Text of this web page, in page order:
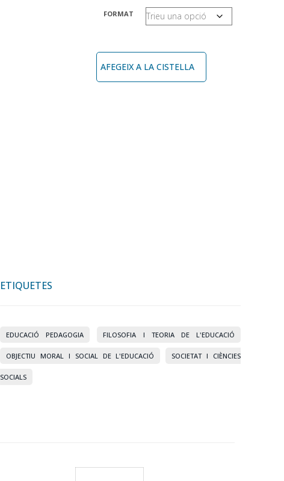
FORMAT
AFEGEIX A LA CISTELLA
ETIQUETES
EDUCACIÓ PEDAGOGIA FILOSOFIA I TEORIA DE L'EDUCACIÓ
OBJECTIU MORAL I SOCIAL DE L'EDUCACIÓ SOCIETAT I CIÈNCIES
SOCIALS